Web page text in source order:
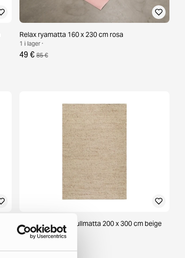
Relax ryamatta 160 x 230 cm rosa
1 i lager ·
49 € 85 €
KM Home Skagen ullmatta 200 x 300 cm beige
1 i lager ·